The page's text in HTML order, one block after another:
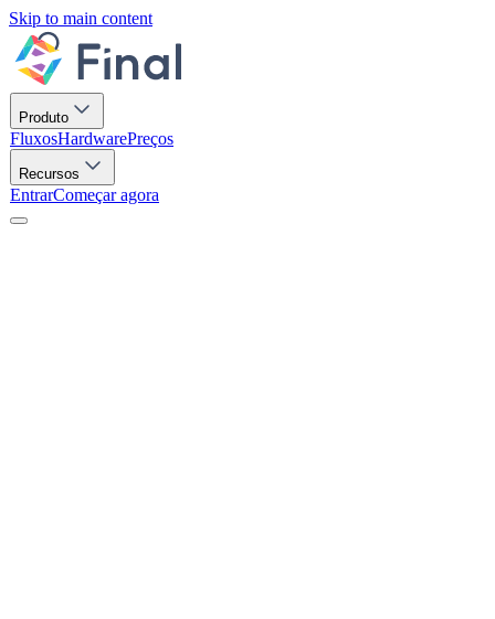
Skip to main content
Produto
FluxosHardwarePreços
Recursos
EntrarComeçar agora